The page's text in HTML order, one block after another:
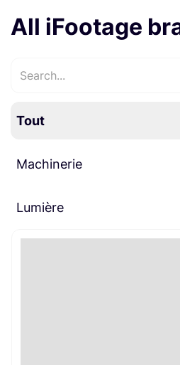
All iFootage
Tout
Machinerie
Trépied
Lumière